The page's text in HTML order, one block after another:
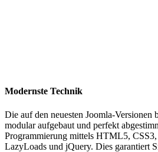
Modernste Technik
Die auf den neuesten Joomla-Versionen
modular aufgebaut und perfekt
Programmierung mittels HTML5,
LazyLoads und jQuery. Dies garantiert